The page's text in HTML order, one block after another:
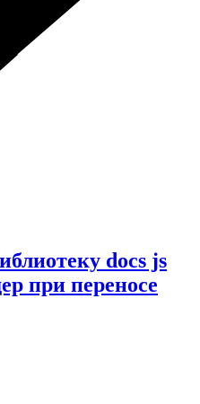
docs js
при переносе